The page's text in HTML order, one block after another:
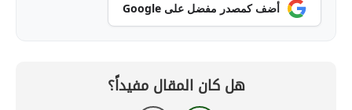
أضف كمصدر مفضل على Google
هل كان المقال مفيداً؟